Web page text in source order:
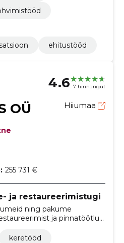
ehitustööd
4.6 7 hinnangut
OÜ Hiiumaa
255 731 €
ja restaureerimistugi
ning pakume
ja pinnatöötlusi
säiliks.
keretööd